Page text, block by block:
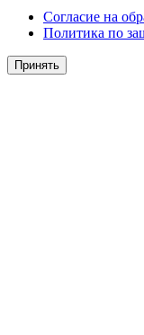
Согласие на
Политика по
Принять